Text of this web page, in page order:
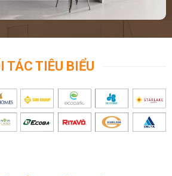
TÁC TIÊU BIỂU